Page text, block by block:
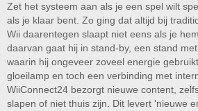
Zet het systeem aan als je een spel wilt
als je klaar bent. Zo ging dat altijd bij
Wii daarentegen slaapt niet eens als je
daarvan gaat hij in stand-by, een stand
waarin hij ongeveer zoveel energie
gloeilamp en toch een verbinding met
WiiConnect24 bezorgt nieuwe content,
slapen of niet thuis zijn. Dit levert 'nieuwe